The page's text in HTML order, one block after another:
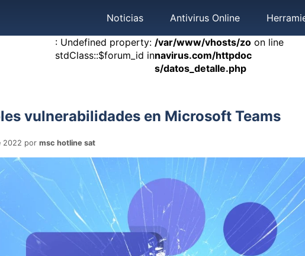
: Undefined property:
stdClass::$forum_id in
/var/www/vhosts/zo
navirus.com/httpdoc
s/datos_detalle.php
on line
Noticias Antivirus Online
vulnerabilidades en Microsoft Teams
2022 pormsc hotline sat